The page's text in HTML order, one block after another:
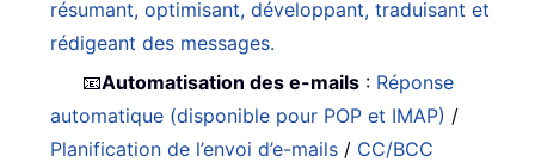
résumant, optimisant, développant, traduisant et
rédigeant des messages.
📧Automatisation des e-mails : Réponse
automatique (disponible pour POP et IMAP) /
Planification de l’envoi d’e-mails / CC/BCC